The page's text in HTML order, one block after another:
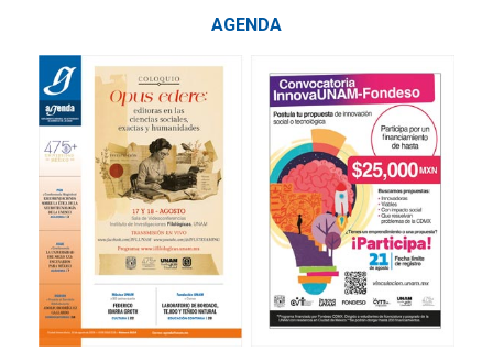
AGENDA